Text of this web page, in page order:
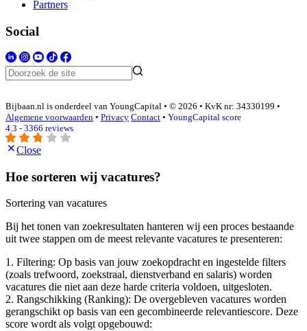
Partners
Social
Bijbaan.nl is onderdeel van YoungCapital • © 2026 • KvK nr: 34330199 •
Algemene voorwaarden • Privacy Contact • YoungCapital score
4.3 - 3366 reviews
Close
Hoe sorteren wij vacatures?
Sortering van vacatures
Bij het tonen van zoekresultaten hanteren wij een proces bestaande
uit twee stappen om de meest relevante vacatures te presenteren:
1. Filtering: Op basis van jouw zoekopdracht en ingestelde filters
(zoals trefwoord, zoekstraal, dienstverband en salaris) worden
vacatures die niet aan deze harde criteria voldoen, uitgesloten.
2. Rangschikking (Ranking): De overgebleven vacatures worden
gerangschikt op basis van een gecombineerde relevantiescore. Deze
score wordt als volgt opgebouwd: